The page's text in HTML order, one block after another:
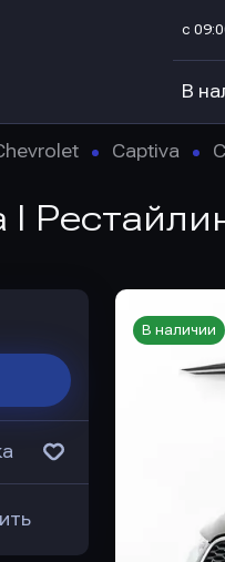
с
В
Captiva
В наличии